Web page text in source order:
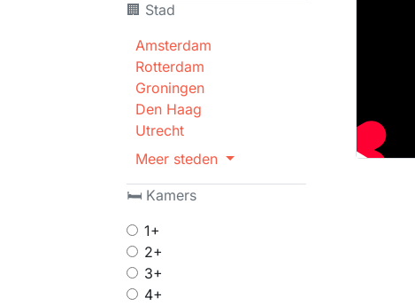
🏢 Stad
Amsterdam
Rotterdam
Groningen
Den Haag
Utrecht
Meer steden
🛏 Kamers
1+
2+
3+
4+